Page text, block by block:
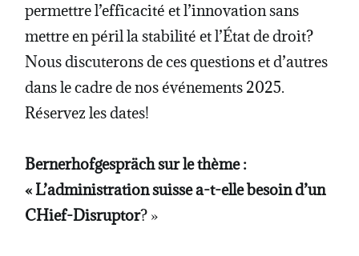
permettre l’efficacité et l’innovation sans
mettre en péril la stabilité et l’État de droit?
Nous discuterons de ces questions et d’autres
dans le cadre de nos événements 2025.
Réservez les dates!
Bernerhofgespräch sur le thème :
« L’administration suisse a-t-elle besoin d’un
CHief-Disruptor? »